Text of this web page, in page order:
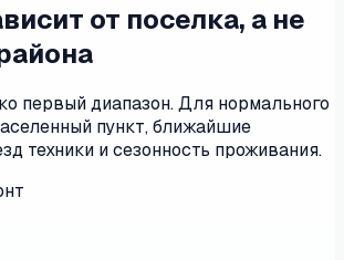
от поселка, а не
первый диапазон. Для нормального
пункт, ближайшие
техники и сезонность проживания.